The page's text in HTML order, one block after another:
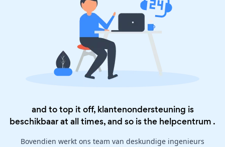
and to top it off, klantenondersteuning is
beschikbaar at all times, and so is the helpcentrum .
Bovendien werkt ons team van deskundige ingenieurs